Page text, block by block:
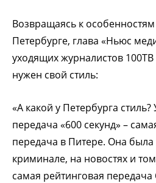
Возвращаясь к
Петербурге, глава «Ньюс
уходящих журналистов
нужен свой стиль:
«А какой у Петербурга
передача «600 секунд» –
передача в Питере. Она была
криминале, на новостях и
самая рейтинговая